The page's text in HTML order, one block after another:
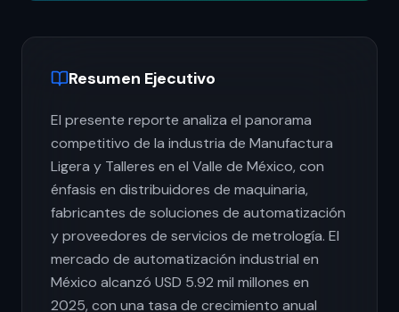
Resumen Ejecutivo
El presente reporte analiza el panorama
competitivo de la industria de Manufactura
Ligera y Talleres en el Valle de México, con
énfasis en distribuidores de maquinaria,
fabricantes de soluciones de automatización
y proveedores de servicios de metrología. El
mercado de automatización industrial en
México alcanzó USD 5.92 mil millones en
2025, con una tasa de crecimiento anual